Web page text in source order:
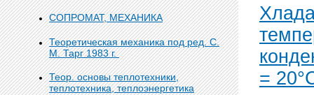
СОПРОМАТ, МЕХАНИКА
Теоретическая механика под ред. С.
М. Тарг 1983 г.
Теор. основы теплотехники,
теплотехника, теплоэнергетика
=